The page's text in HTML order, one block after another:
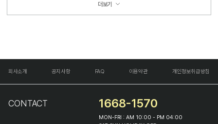
더보기
회사소개 공지사항 FAQ 이용약관 개인정보취급방침
CONTACT 1668-1570
MON-FRI : AM 10:00 - PM 04:00